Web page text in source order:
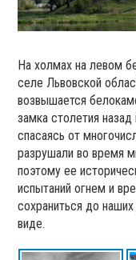
На холмах на левом
селе Львовской
возвышается
замка столетия
спасаясь от
разрушали во время
поэтому ее
испытаний огнем и
сохраниться до
виде.